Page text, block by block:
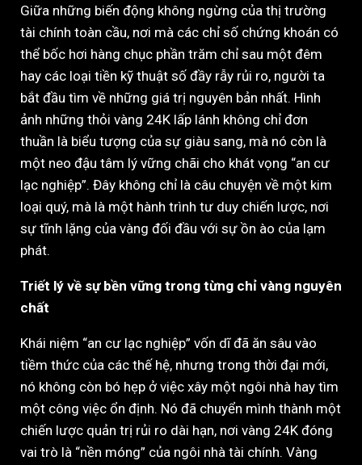
Giữa những biến động không ngừng của thị trường
tài chính toàn cầu, nơi mà các chỉ số chứng khoán có
thể bốc hơi hàng chục phần trăm chỉ sau một đêm
hay các loại tiền kỹ thuật số đầy rẫy rủi ro, người ta
bắt đầu tìm về những giá trị nguyên bản nhất. Hình
ảnh những thỏi vàng 24K lấp lánh không chỉ đơn
thuần là biểu tượng của sự giàu sang, mà nó còn là
một neo đậu tâm lý vững chãi cho khát vọng “an cư
lạc nghiệp”. Đây không chỉ là câu chuyện về một kim
loại quý, mà là một hành trình tư duy chiến lược, nơi
sự tĩnh lặng của vàng đối đầu với sự ồn ào của lạm
phát.
Triết lý về sự bền vững trong từng chỉ vàng nguyên
chất
Khái niệm “an cư lạc nghiệp” vốn dĩ đã ăn sâu vào
tiềm thức của các thế hệ, nhưng trong thời đại mới,
nó không còn bó hẹp ở việc xây một ngôi nhà hay tìm
một công việc ổn định. Nó đã chuyển mình thành một
chiến lược quản trị rủi ro dài hạn, nơi vàng 24K đóng
vai trò là “nền móng” của ngôi nhà tài chính. Vàng